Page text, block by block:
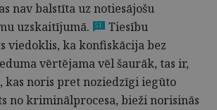
nav balstīta uz notiesājošu
uzskaitījumā.
51
Tiesību
viedoklis, ka konfiskācija bez
vērtējama vēl šaurāk, tas ir,
kas noris pret noziedzīgi iegūto
no kriminālprocesa, bieži norisinās